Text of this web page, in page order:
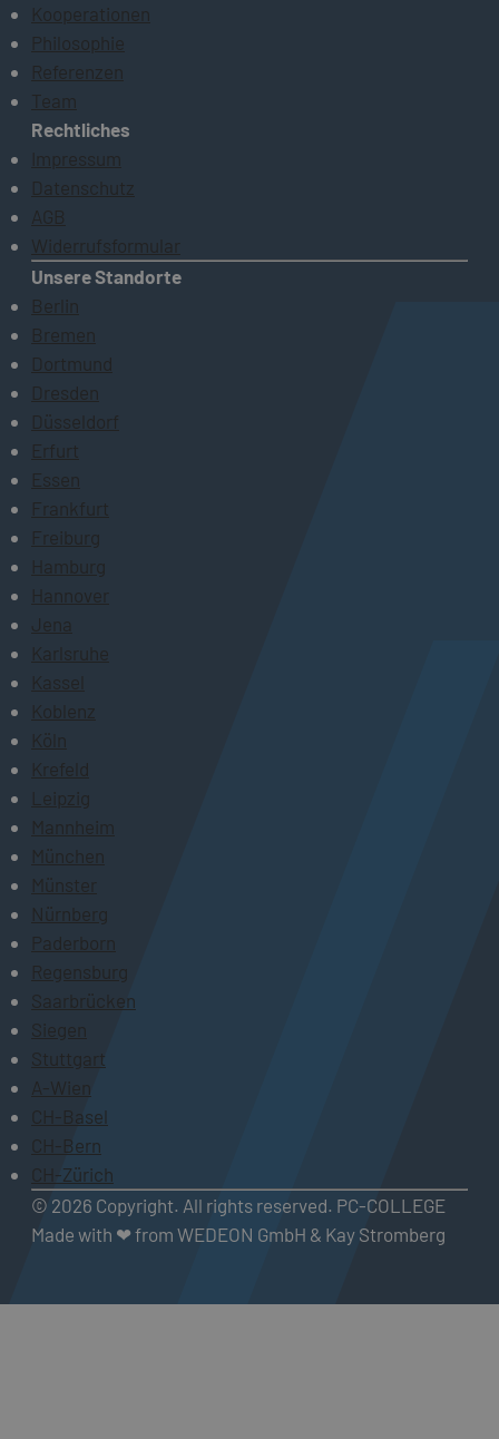
Kooperationen
Philosophie
Referenzen
Team
Rechtliches
Impressum
Datenschutz
AGB
Widerrufsformular
Unsere Standorte
Berlin
Bremen
Dortmund
Dresden
Düsseldorf
Erfurt
Essen
Frankfurt
Freiburg
Hamburg
Hannover
Jena
Karlsruhe
Kassel
Koblenz
Köln
Krefeld
Leipzig
Mannheim
München
Münster
Nürnberg
Paderborn
Regensburg
Saarbrücken
Siegen
Stuttgart
A-Wien
CH-Basel
CH-Bern
CH-Zürich
© 2026 Copyright. All rights reserved. PC-COLLEGE
Made with ❤ from WEDEON GmbH & Kay Stromberg